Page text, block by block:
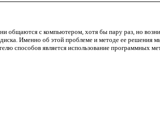
общаются с компьютером, хотя бы пару раз, но
Именно об этой проблеме и методе ее решения
способов является использование программных